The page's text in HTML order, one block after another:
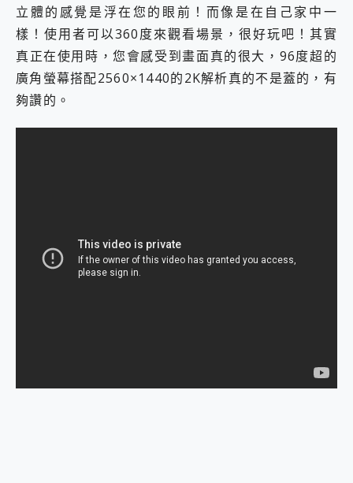
立體的感覺是浮在您的眼前！而像是在自己家中一
樣！使用者可以360度來觀看場景，很好玩吧！其實
真正在使用時，您會感受到畫面真的很大，96度超的
廣角螢幕搭配2560×1440的2K解析真的不是蓋的，有
夠讚的。